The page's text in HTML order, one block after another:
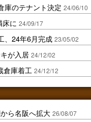
庫のテナント決定 24/06/10
に 24/09/17
、24年6月完成 23/05/02
が入居 24/12/02
倉庫着工 24/12/12
ら名阪へ拡大 26/08/07